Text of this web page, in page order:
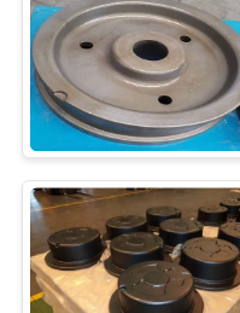
SITEMAP
PRIVACY
POLICY